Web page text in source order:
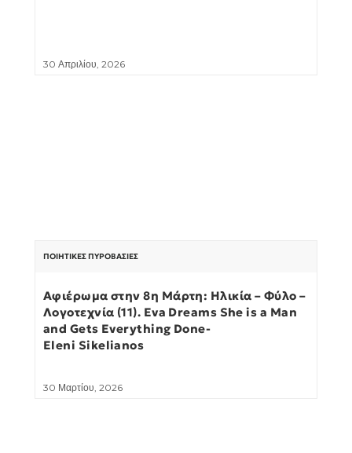
30 Απριλίου, 2026
ΠΟΙΗΤΙΚΈΣ ΠΥΡΟΒΑΣΊΕΣ
Αφιέρωμα στην 8η Μάρτη: Ηλικία – Φύλο –
Λογοτεχνία (11). Eva Dreams She is a Man
and Gets Everything Done-
Eleni Sikelianos
30 Μαρτίου, 2026